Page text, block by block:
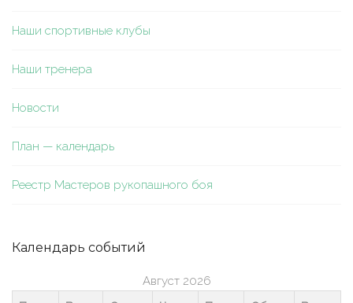
Наши спортивные клубы
Наши тренера
Новости
План — календарь
Реестр Мастеров рукопашного боя
Календарь событий
Август 2026